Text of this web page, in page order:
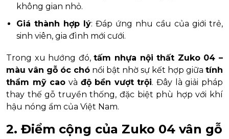
không gian nhỏ.
Giá thành hợp lý: Đáp ứng nhu cầu của giới trẻ,
sinh viên, gia đình mới cưới.
Trong xu hướng đó,tấm nhựa nội thất Zuko 04 –
màu vân gỗ óc chó nổi bật nhờ sự kết hợp giữa tính
thẩm mỹ cao và độ bền vượt trội. Đây là giải pháp
thay thế gỗ truyền thống, đặc biệt phù hợp với khí
hậu nóng ẩm của Việt Nam.
2. Điểm cộng của Zuko 04 vân gỗ